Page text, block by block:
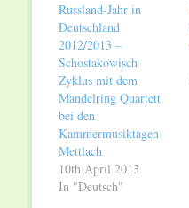
Russland-Jahr in
Deutschland
2012/2013 –
Schostakowisch
Zyklus mit dem
Mandelring Quartett
bei den
Kammermusiktagen
Mettlach
10th April 2013
In "Deutsch"